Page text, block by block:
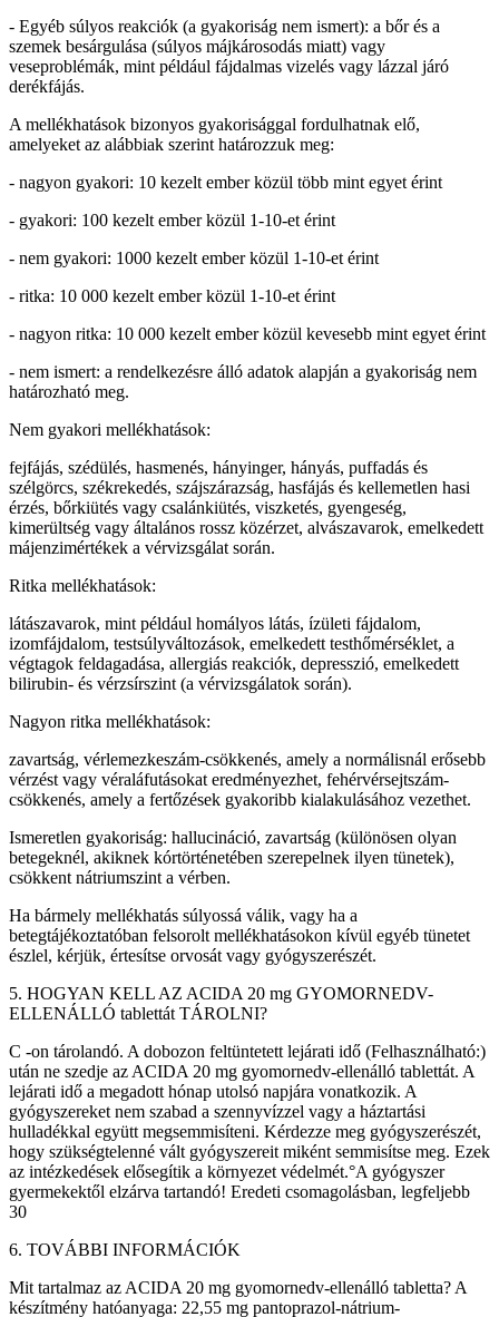
- Egyéb súlyos reakciók (a gyakoriság nem ismert): a bőr és a
szemek besárgulása (súlyos májkárosodás miatt) vagy
veseproblémák, mint például fájdalmas vizelés vagy lázzal járó
derékfájás.
A mellékhatások bizonyos gyakorisággal fordulhatnak elő,
amelyeket az alábbiak szerint határozzuk meg:
- nagyon gyakori: 10 kezelt ember közül több mint egyet érint
- gyakori: 100 kezelt ember közül 1-10-et érint
- nem gyakori: 1000 kezelt ember közül 1-10-et érint
- ritka: 10 000 kezelt ember közül 1-10-et érint
- nagyon ritka: 10 000 kezelt ember közül kevesebb mint egyet érint
- nem ismert: a rendelkezésre álló adatok alapján a gyakoriság nem
határozható meg.
Nem gyakori mellékhatások:
fejfájás, szédülés, hasmenés, hányinger, hányás, puffadás és
szélgörcs, székrekedés, szájszárazság, hasfájás és kellemetlen hasi
érzés, bőrkiütés vagy csalánkiütés, viszketés, gyengeség,
kimerültség vagy általános rossz közérzet, alvászavarok, emelkedett
májenzimértékek a vérvizsgálat során.
Ritka mellékhatások:
látászavarok, mint például homályos látás, ízületi fájdalom,
izomfájdalom, testsúlyváltozások, emelkedett testhőmérséklet, a
végtagok feldagadása, allergiás reakciók, depresszió, emelkedett
bilirubin- és vérzsírszint (a vérvizsgálatok során).
Nagyon ritka mellékhatások:
zavartság, vérlemezkeszám-csökkenés, amely a normálisnál erősebb
vérzést vagy véraláfutásokat eredményezhet, fehérvérsejtszám-
csökkenés, amely a fertőzések gyakoribb kialakulásához vezethet.
Ismeretlen gyakoriság: hallucináció, zavartság (különösen olyan
betegeknél, akiknek kórtörténetében szerepelnek ilyen tünetek),
csökkent nátriumszint a vérben.
Ha bármely mellékhatás súlyossá válik, vagy ha a
betegtájékoztatóban felsorolt mellékhatásokon kívül egyéb tünetet
észlel, kérjük, értesítse orvosát vagy gyógyszerészét.
5. HOGYAN KELL AZ ACIDA 20 mg GYOMORNEDV-
ELLENÁLLÓ tablettát TÁROLNI?
C -on tárolandó. A dobozon feltüntetett lejárati idő (Felhasználható:)
után ne szedje az ACIDA 20 mg gyomornedv-ellenálló tablettát. A
lejárati idő a megadott hónap utolsó napjára vonatkozik. A
gyógyszereket nem szabad a szennyvízzel vagy a háztartási
hulladékkal együtt megsemmisíteni. Kérdezze meg gyógyszerészét,
hogy szükségtelenné vált gyógyszereit miként semmisítse meg. Ezek
az intézkedések elősegítik a környezet védelmét.°A gyógyszer
gyermekektől elzárva tartandó! Eredeti csomagolásban, legfeljebb
30
6. TOVÁBBI INFORMÁCIÓK
Mit tartalmaz az ACIDA 20 mg gyomornedv-ellenálló tabletta? A
készítmény hatóanyaga: 22,55 mg pantoprazol-nátrium-